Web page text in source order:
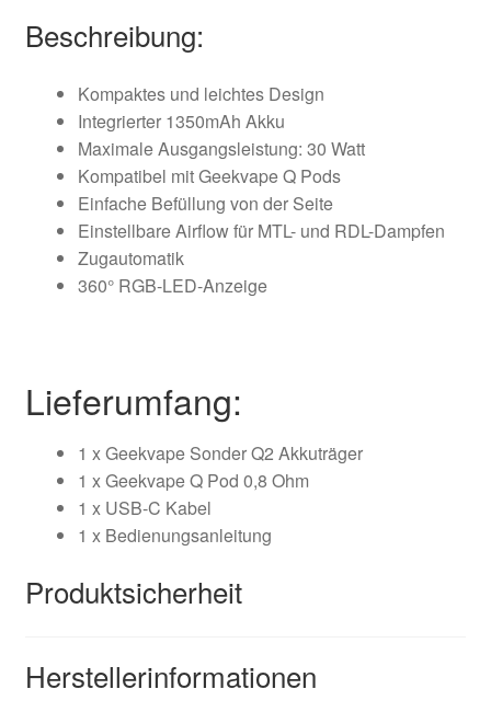
Beschreibung:
Kompaktes und leichtes Design
Integrierter 1350mAh Akku
Maximale Ausgangsleistung: 30 Watt
Kompatibel mit Geekvape Q Pods
Einfache Befüllung von der Seite
Einstellbare Airflow für MTL- und RDL-Dampfen
Zugautomatik
360° RGB-LED-Anzeige
Lieferumfang:
1 x Geekvape Sonder Q2 Akkuträger
1 x Geekvape Q Pod 0,8 Ohm
1 x USB-C Kabel
1 x Bedienungsanleitung
Produktsicherheit
Herstellerinformationen